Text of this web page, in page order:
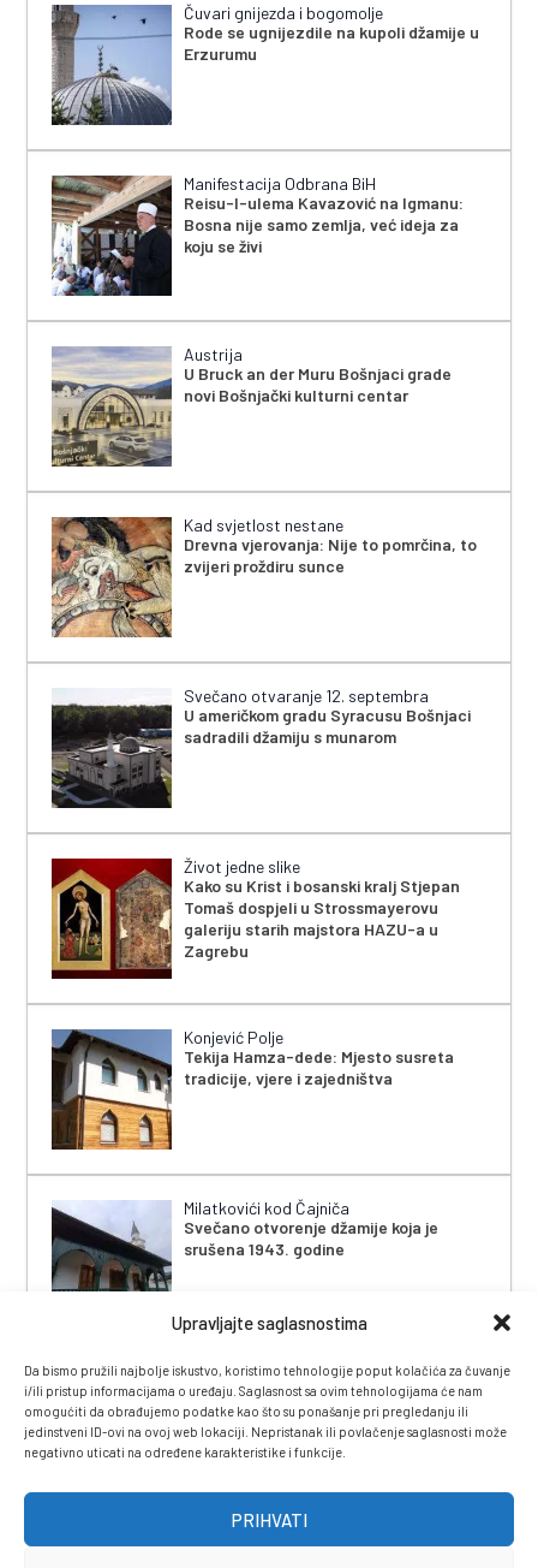
Upravljajte saglasnostima
Da bismo pružili najbolje iskustvo, koristimo tehnologije poput kolačića za čuvanje
i/ili pristup informacijama o uređaju. Saglasnost sa ovim tehnologijama će nam
omogućiti da obrađujemo podatke kao što su ponašanje pri pregledanju ili
jedinstveni ID-ovi na ovoj web lokaciji. Nepristanak ili povlačenje saglasnosti može
negativno uticati na određene karakteristike i funkcije.
PRIHVATI
Čuvari gnijezda i bogomolje
Rode se ugnijezdile na kupoli džamije u
Erzurumu
Manifestacija Odbrana BiH
Reisu-l-ulema Kavazović na Igmanu:
Bosna nije samo zemlja, već ideja za
koju se živi
Austrija
U Bruck an der Muru Bošnjaci grade
novi Bošnjački kulturni centar
Kad svjetlost nestane
Drevna vjerovanja: Nije to pomrčina, to
zvijeri proždiru sunce
Svečano otvaranje 12. septembra
U američkom gradu Syracusu Bošnjaci
sadradili džamiju s munarom
Život jedne slike
Kako su Krist i bosanski kralj Stjepan
Tomaš dospjeli u Strossmayerovu
galeriju starih majstora HAZU-a u
Zagrebu
Konjević Polje
Tekija Hamza-dede: Mjesto susreta
tradicije, vjere i zajedništva
Milatkovići kod Čajniča
Svečano otvorenje džamije koja je
srušena 1943. godine
KONTAKT